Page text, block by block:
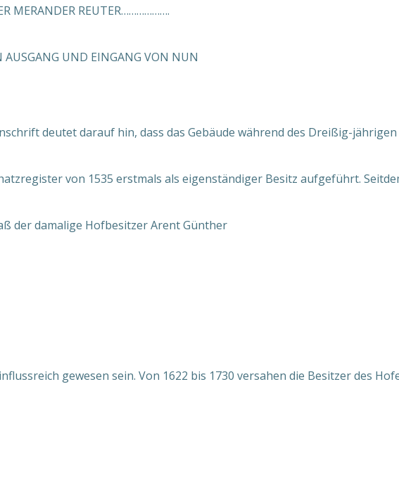
MERANDER REUTER……………….
AUSGANG UND EINGANG VON NUN
deutet darauf hin, dass das Gebäude während des Dreißig-
von 1535 erstmals als eigenständiger Besitz aufgeführt.
der damalige Hofbesitzer Arent Günther
gewesen sein. Von 1622 bis 1730 versahen die Besitzer des